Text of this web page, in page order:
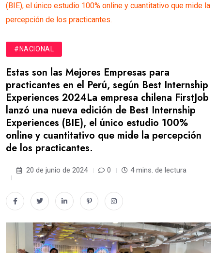
(BIE), el único estudio 100% online y cuantitativo que mide la
percepción de los practicantes.
#NACIONAL
Estas son las Mejores Empresas para
practicantes en el Perú, según Best Internship
Experiences 2024La empresa chilena FirstJob
lanzó una nueva edición de Best Internship
Experiences (BIE), el único estudio 100%
online y cuantitativo que mide la percepción
de los practicantes.
20 de junio de 2024 0 4 mins. de lectura